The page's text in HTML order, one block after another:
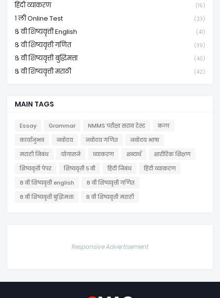
हिंदी व्याकरण (15)
१ ली Online Test (23)
८ वी शिष्यवृत्ती English (41)
८ वी शिष्यवृत्ती गणित (39)
८ वी शिष्यवृत्ती बुद्धिमत्ता (40)
८ वी शिष्यवृत्ती मराठी (42)
MAIN TAGS
Essay Grammar NMMS परीक्षा सराव टेस्ट
कला
कार्यानुभव
नवोदय नवोदय गणित
नवोदय भाषा
मराठी निबंध
योगासने व्याकरण शब्दार्थ
शारीरिक शिक्षण
शिष्यवृत्ती पेपर
शिष्यवृत्ती ५ वी हिंदी निबंध
हिंदी व्याकरण
८ वी शिष्यवृत्ती english
८ वी शिष्यवृत्ती गणित
८ वी शिष्यवृत्ती बुद्धिमत्ता
८ वी शिष्यवृत्ती मराठी
Responsive Advertisement